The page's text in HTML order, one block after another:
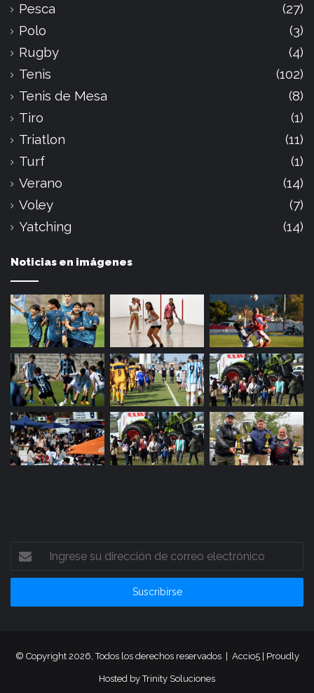
Pesca
(27)
Polo
(3)
Rugby
(4)
Tenis
(102)
Tenis de Mesa
(8)
Tiro
(1)
Triatlon
(11)
Turf
(1)
Verano
(14)
Voley
(7)
Yatching
(14)
Noticias en imágenes
Ingrese
su
dirección
correo
© Copyright 2026, Todos los derechos reservados | Accio5| Proudly
Hosted byTrinity Soluciones